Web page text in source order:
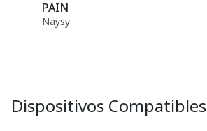
PAIN
Naysy
Dispositivos Compatibles